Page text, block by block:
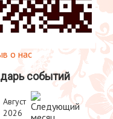
о нас
событий
Август
2026